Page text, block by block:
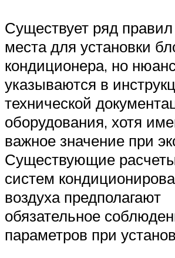
Существует ряд
места для установки
кондиционера, но
указываются в
технической
оборудования, хотя
важное значение при
Существующие
систем
воздуха предполагают
обязательное
параметров при